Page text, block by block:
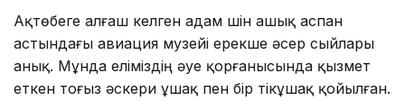
Ақтөбеге алғаш келген адам үшін ашық аспан
астындағы авиация музейі ерекше әсер сыйлары
анық. Мұнда еліміздің әуе қорғанысында қызмет
еткен тоғыз әскери ұшақ пен бір тікұшақ қойылған.